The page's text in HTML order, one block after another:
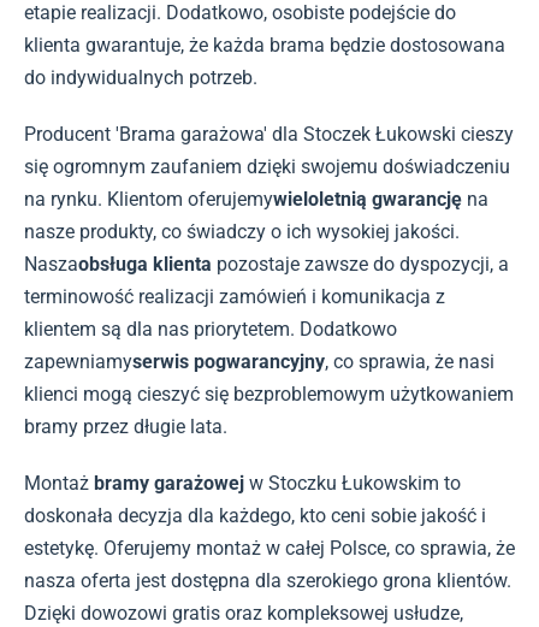
etapie realizacji. Dodatkowo, osobiste podejście do
klienta gwarantuje, że każda brama będzie dostosowana
do indywidualnych potrzeb.
Producent 'Brama garażowa' dla Stoczek Łukowski cieszy
się ogromnym zaufaniem dzięki swojemu doświadczeniu
na rynku. Klientom oferujemywieloletnią gwarancję na
nasze produkty, co świadczy o ich wysokiej jakości.
Naszaobsługa klienta pozostaje zawsze do dyspozycji, a
terminowość realizacji zamówień i komunikacja z
klientem są dla nas priorytetem. Dodatkowo
zapewniamyserwis pogwarancyjny, co sprawia, że nasi
klienci mogą cieszyć się bezproblemowym użytkowaniem
bramy przez długie lata.
Montaż bramy garażowej w Stoczku Łukowskim to
doskonała decyzja dla każdego, kto ceni sobie jakość i
estetykę. Oferujemy montaż w całej Polsce, co sprawia, że
nasza oferta jest dostępna dla szerokiego grona klientów.
Dzięki dowozowi gratis oraz kompleksowej usłudze,